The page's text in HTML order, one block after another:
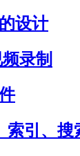
设计
录制
索引、搜